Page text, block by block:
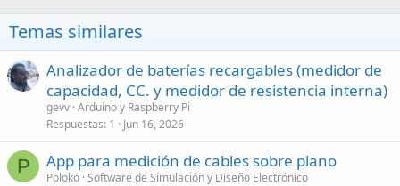
Temas similares
Analizador de baterías recargables (medidor de
capacidad, CC. y medidor de resistencia interna)
gevv Arduino y Raspberry Pi
Respuestas 1 Jun 16, 2026
P App para medición de cables sobre plano
Poloko Software de Simulación y Diseño Electrónico